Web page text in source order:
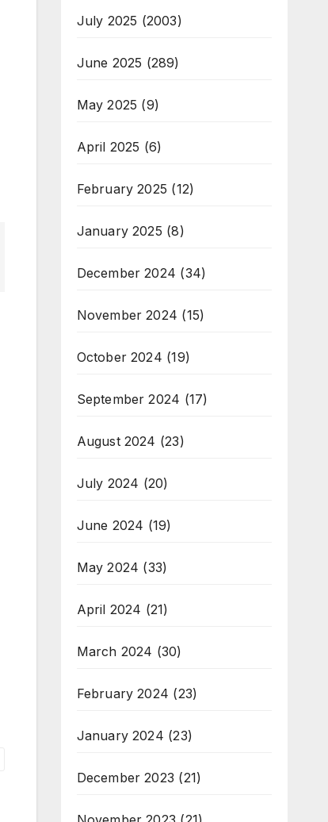
July 2025 (2003)
June 2025 (289)
May 2025 (9)
April 2025 (6)
February 2025 (12)
January 2025 (8)
December 2024 (34)
November 2024 (15)
October 2024 (19)
September 2024 (17)
August 2024 (23)
July 2024 (20)
June 2024 (19)
May 2024 (33)
April 2024 (21)
March 2024 (30)
February 2024 (23)
January 2024 (23)
December 2023 (21)